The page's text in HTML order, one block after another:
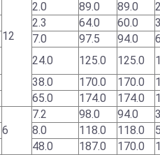
12
2.0 89.0 89.0
2.3 64.0 60.0
7.0 97.5 94.0
24.0 125.0 125.0
38.0 170.0 170.0
65.0 174.0 174.0
6
7.2 98.0 94.0
8.0 118.0 118.0
48.0 187.0 170.0